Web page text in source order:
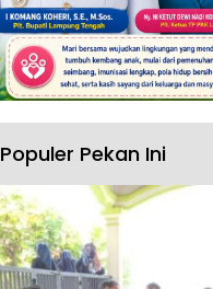
Populer Pekan Ini